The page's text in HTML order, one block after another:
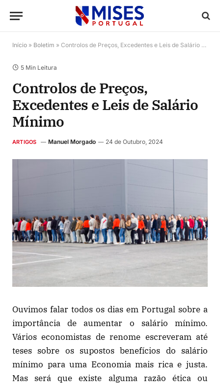
Início » Boletim » Controlos de Preços, Excedentes e Leis de Salário Mínimo
5 Min Leitura
Controlos de Preços,
Excedentes e Leis de Salário
Mínimo
ARTIGOS Manuel Morgado 24 de Outubro, 2024
Ouvimos falar todos os dias em Portugal sobre a
importância de aumentar o salário mínimo.
Vários economistas de renome escreveram até
teses sobre os supostos benefícios do salário
mínimo para uma Economia mais rica e justa.
Mas será que existe alguma razão ética ou